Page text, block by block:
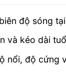
độ sóng
và kéo dài
nổi, độ cứng